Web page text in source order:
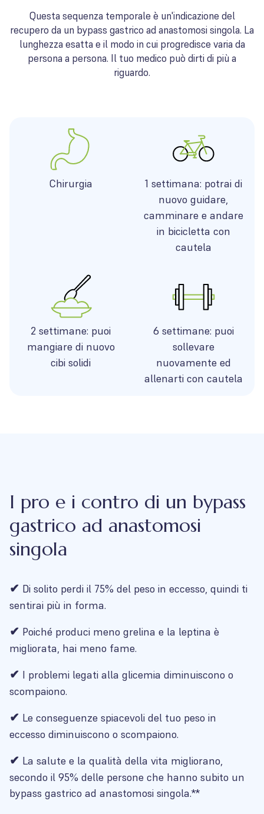
Questa sequenza temporale è un'indicazione del
recupero da un bypass gastrico ad anastomosi singola. La
lunghezza esatta e il modo in cui progredisce varia da
persona a persona. Il tuo medico può dirti di più a
riguardo.
Chirurgia
1 settimana: potrai di
nuovo guidare,
camminare e andare
in bicicletta con
cautela
2 settimane: puoi
mangiare di nuovo
cibi solidi
6 settimane: puoi
sollevare
nuovamente ed
allenarti con cautela
I pro e i contro di un bypass
gastrico ad anastomosi
singola
✔ Di solito perdi il 75% del peso in eccesso, quindi ti
sentirai più in forma.
✔ Poiché produci meno grelina e la leptina è
migliorata, hai meno fame.
✔ I problemi legati alla glicemia diminuiscono o
scompaiono.
✔ Le conseguenze spiacevoli del tuo peso in
eccesso diminuiscono o scompaiono.
✔ La salute e la qualità della vita migliorano,
secondo il 95% delle persone che hanno subito un
bypass gastrico ad anastomosi singola.**